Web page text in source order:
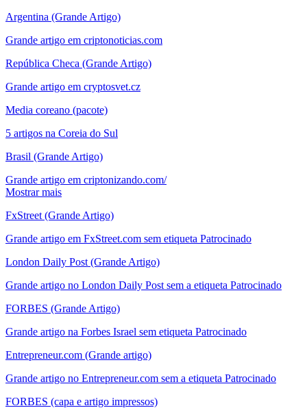
Argentina (Grande Artigo)
Grande artigo em criptonoticias.com
República Checa (Grande Artigo)
Grande artigo em cryptosvet.cz
Media coreano (pacote)
5 artigos na Coreia do Sul
Brasil (Grande Artigo)
Grande artigo em criptonizando.com/
Mostrar mais
FxStreet (Grande Artigo)
Grande artigo em FxStreet.com sem etiqueta Patrocinado
London Daily Post (Grande Artigo)
Grande artigo no London Daily Post sem a etiqueta Patrocinado
FORBES (Grande Artigo)
Grande artigo na Forbes Israel sem etiqueta Patrocinado
Entrepreneur.com (Grande artigo)
Grande artigo no Entrepreneur.com sem a etiqueta Patrocinado
FORBES (capa e artigo impressos)